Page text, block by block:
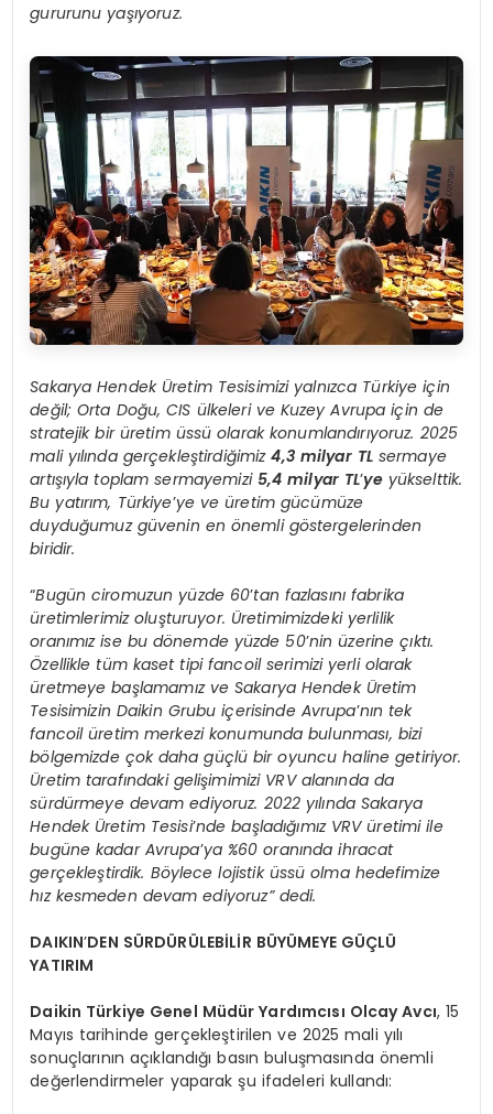
gururunu yaşıyoruz.
Sakarya Hendek Üretim Tesisimizi yalnızca Türkiye için
değil; Orta Doğu, CIS ülkeleri ve Kuzey Avrupa için de
stratejik bir üretim üssü olarak konumlandırıyoruz. 2025
mali yılında gerçekleştirdiğimiz4,3 milyar TL sermaye
artışıyla toplam sermayemizi 5,4 milyar TL’yeyükselttik.
Bu yatırım, Türkiye’ye ve üretim gücümüze
duyduğumuz güvenin en önemli göstergelerinden
biridir.
“Bugün ciromuzun yüzde 60’tan fazlasını fabrika
üretimlerimiz oluşturuyor. Üretimimizdeki yerlilik
oranımız ise bu dönemde yüzde 50’nin üzerine çıktı.
Özellikle tüm kaset tipi fancoil serimizi yerli olarak
üretmeye başlamamız ve Sakarya Hendek Üretim
Tesisimizin Daikin Grubu içerisinde Avrupa’nın tek
fancoil üretim merkezi konumunda bulunması, bizi
bölgemizde çok daha güçlü bir oyuncu haline getiriyor.
Üretim tarafındaki gelişimimizi VRV alanında da
sürdürmeye devam ediyoruz. 2022 yılında Sakarya
Hendek Üretim Tesisi’nde başladığımız VRV üretimi ile
bugüne kadar Avrupa’ya %60 oranında ihracat
gerçekleştirdik. Böylece lojistik üssü olma hedefimize
hız kesmeden devam ediyoruz” dedi.
DAIKIN’DEN SÜRDÜRÜLEBİLİR BÜYÜMEYE GÜÇLÜ
YATIRIM
Daikin Türkiye Genel Müdür Yardımcısı Olcay Avcı, 15
Mayıs tarihinde gerçekleştirilen ve 2025 mali yılı
sonuçlarının açıklandığı basın buluşmasında önemli
değerlendirmeler yaparak şu ifadeleri kullandı: